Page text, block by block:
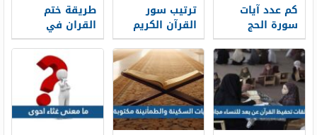
كم عدد آيات
سورة الحج
ترتيب سور
القرآن الكريم
حسب المصحف
طريقة ختم
القران في
رمضان ، اسهل
طريقة لختم
القران عدة
مرات في
رمضان 2026